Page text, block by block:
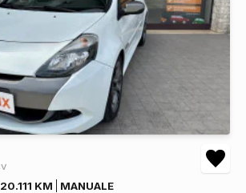
KM
MANUALE